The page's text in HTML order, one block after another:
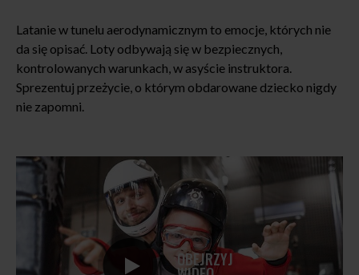
Latanie w tunelu aerodynamicznym to emocje, których nie
da się opisać. Loty odbywają się w bezpiecznych,
kontrolowanych warunkach, w asyście instruktora.
Sprezentuj przeżycie, o którym obdarowane dziecko nigdy
nie zapomni.
OBEJRZYJ